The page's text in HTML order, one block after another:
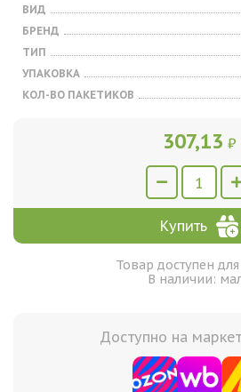
ВИД
БРЕНД
ТИП
УПАКОВКА
КОЛ-ВО ПАКЕТИКОВ
307,13 ₽
Купить
Товар доступен для
В наличии:
Доступно на